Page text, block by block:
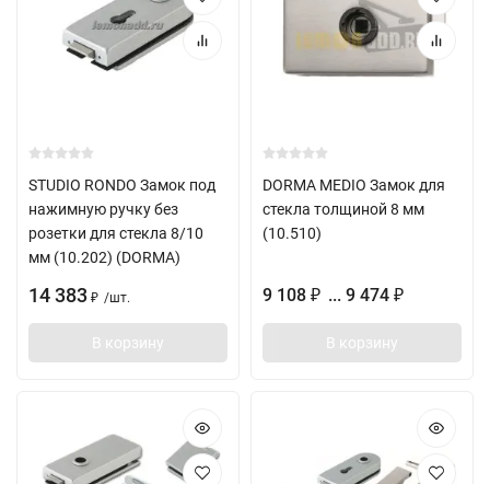
STUDIO RONDO Замок под
нажимную ручку без
розетки для стекла 8/10
мм (10.202) (DORMA)
14 383 ₽ /шт.
В корзину
DORMA MEDIO Замок для
стекла толщиной 8 мм
(10.510)
9 108 ₽ ... 9 474 ₽
В корзину